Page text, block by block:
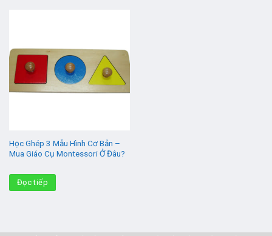
Học Ghép 3 Mẫu Hình Cơ Bản –
Mua Giáo Cụ Montessori Ở Đâu?
Đọc tiếp